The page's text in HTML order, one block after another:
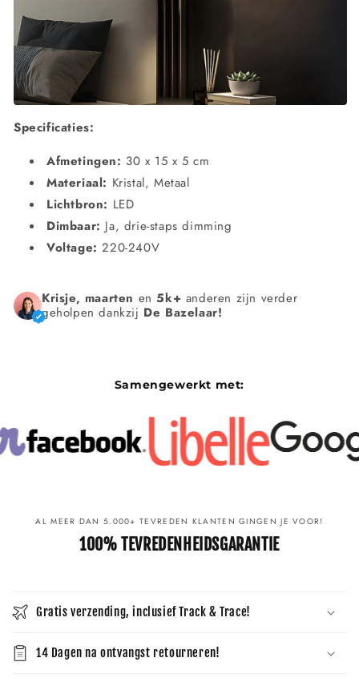
Specificaties:
Afmetingen: 30 x 15 x 5 cm
Materiaal: Kristal, Metaal
Lichtbron: LED
Dimbaar: Ja, drie-staps dimming
Voltage: 220-240V
Krisje, maarten en5k+ anderen zijn verder
geholpen dankzij De Bazelaar!
Samengewerkt met:
AL MEER DAN 5.000+ TEVREDEN KLANTEN GINGEN JE VOOR!
100% TEVREDENHEIDSGARANTIE
Gratis verzending, inclusief Track & Trace!
14 Dagen na ontvangst retourneren!